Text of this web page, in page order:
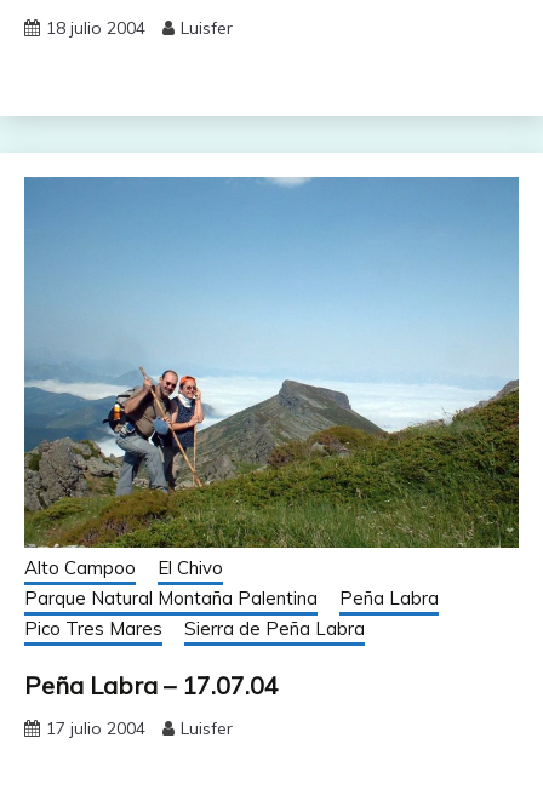
18 julio 2004 Luisfer
Alto Campoo
El Chivo
Parque Natural Montaña Palentina
Peña Labra
Pico Tres Mares
Sierra de Peña Labra
Peña Labra – 17.07.04
17 julio 2004 Luisfer